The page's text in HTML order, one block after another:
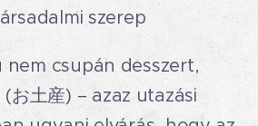
szerep
nem csupán desszert,
お土産) – azaz utazási